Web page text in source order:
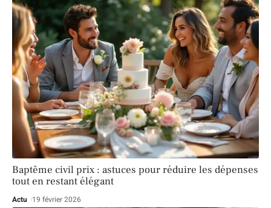
Baptême civil prix : astuces pour réduire les dépenses
tout en restant élégant
Actu 19 février 2026